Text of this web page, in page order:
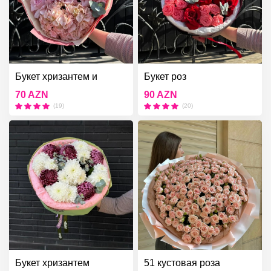
Букет хризантем и
гортензий
70 AZN
(19)
Букет роз
90 AZN
(20)
Букет хризантем
51 кустовая роза